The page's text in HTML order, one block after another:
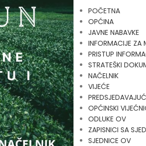
POČETNA
OPĆINA
JAVNE NABAVKE
INFORMACIJE ZA
PRISTUP
STRATEŠKI
NAČELNIK
VIJEĆE
OPĆINSKI
ODLUKE OV
ZAPISNICI SA
SJEDNICE OV